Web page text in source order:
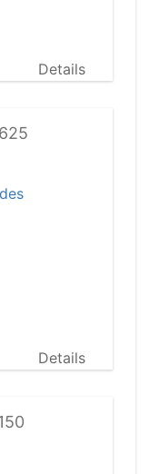
Details
Details